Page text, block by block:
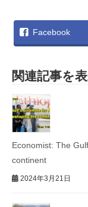
Facebook
関連記事を
Economist: The
continent
2024年3月21日